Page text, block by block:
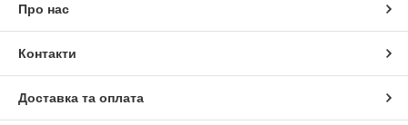
Про нас
Контакти
Доставка та оплата